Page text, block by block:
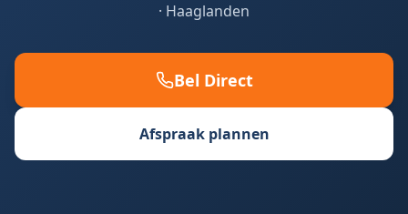
· Haaglanden
Bel Direct
Afspraak plannen